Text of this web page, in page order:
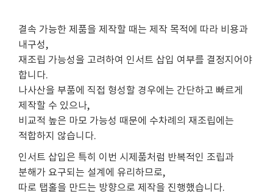
결속 가능한 제품을 제작할 때는 제작 목적에 따라 비용과
내구성,
재조립 가능성을 고려하여 인서트 삽입 여부를 결정지어야
합니다.
나사산을 부품에 직접 형성할 경우에는 간단하고 빠르게
제작할 수 있으나,
비교적 높은 마모 가능성 때문에 수차례의 재조립에는
적합하지 않습니다.
인서트 삽입은 특히 이번 시제품처럼 반복적인 조립과
분해가 요구되는 설계에 유리하므로,
따로 탭홀을 만드는 방향으로 제작을 진행했습니다.